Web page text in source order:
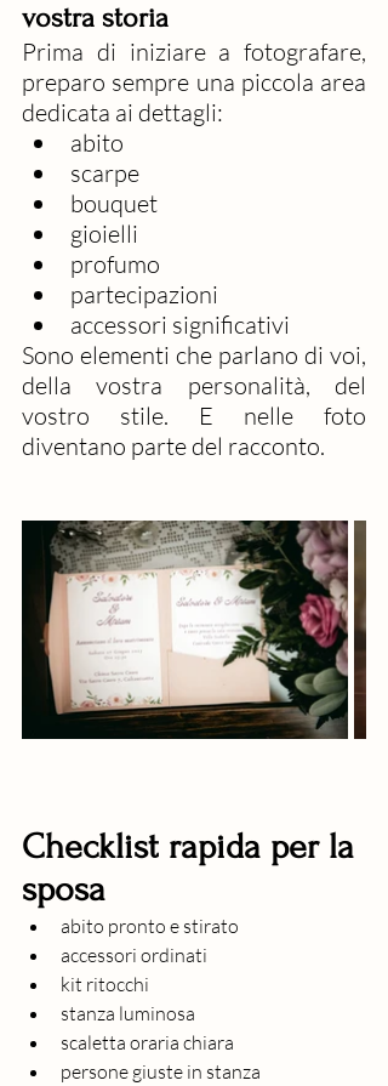
vostra storia
Prima di iniziare a fotografare,
preparo sempre una piccola area
dedicata ai dettagli:
abito
scarpe
bouquet
gioielli
profumo
partecipazioni
accessori significativi
Sono elementi che parlano di voi,
della vostra personalità, del
vostro stile. E nelle foto
diventano parte del racconto.
Checklist rapida per la
sposa
abito pronto e stirato
accessori ordinati
kit ritocchi
stanza luminosa
scaletta oraria chiara
persone giuste in stanza